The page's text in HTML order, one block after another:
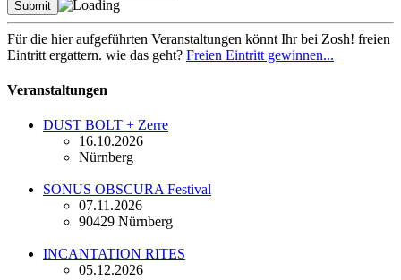
Für die hier aufgeführten Veranstaltungen könnt Ihr bei Zosh! freien
Eintritt ergattern. wie das geht? Freien Eintritt gewinnen...
Veranstaltungen
DUST BOLT + Zerre
16.10.2026
Nürnberg
SONUS OBSCURA Festival
07.11.2026
90429 Nürnberg
INCANTATION RITES
05.12.2026